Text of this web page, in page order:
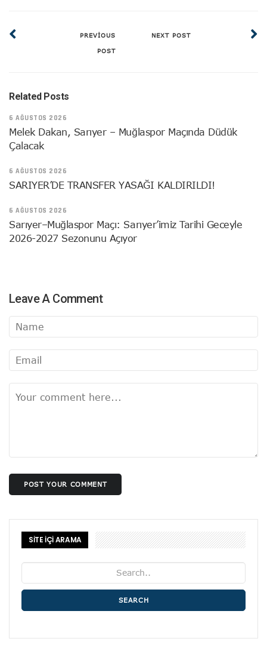
PREVIOUS
POST
NEXT POST
Related Posts
6 AĞUSTOS 2026
Melek Dakan, Sarıyer – Muğlaspor Maçında Düdük
Çalacak
6 AĞUSTOS 2026
SARIYER’DE TRANSFER YASAĞI KALDIRILDI!
6 AĞUSTOS 2026
Sarıyer–Muğlaspor Maçı: Sarıyer’imiz Tarihi Geceyle
2026-2027 Sezonunu Açıyor
Leave A Comment
POST YOUR COMMENT
SİTE İÇİ ARAMA
SEARCH